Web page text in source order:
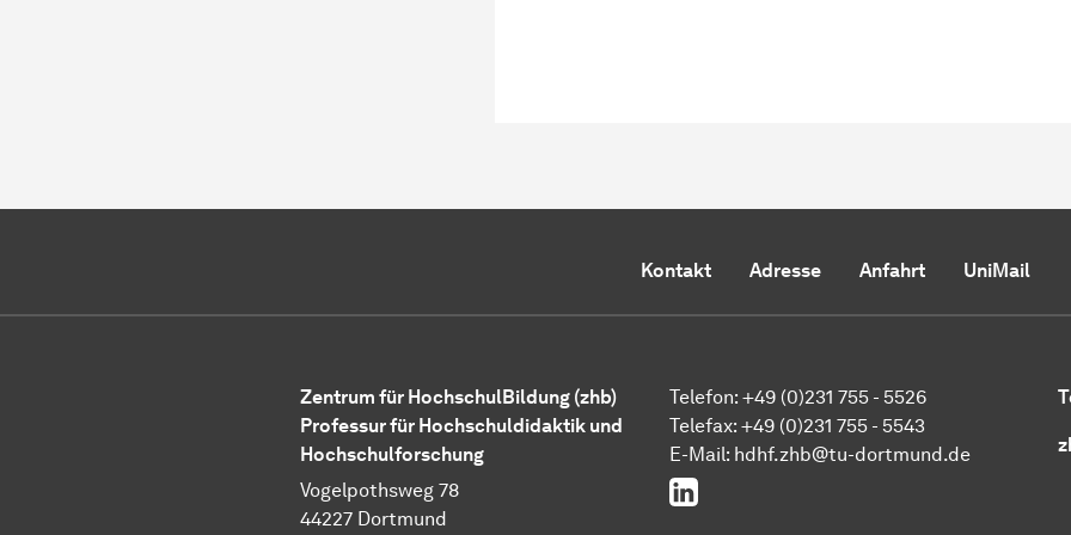
Kontakt Adresse Anfahrt UniMail
Zentrum für HochschulBildung (zhb)
Professur für Hochschuldidaktik und
Hochschulforschung
Vogelpothsweg 78
44227 Dortmund
Telefon: +49 (0)231 755 - 5526
Telefax: +49 (0)231 755 - 5543
E-Mail: hdhf.zhb@tu-dortmund.de
LinkedIn